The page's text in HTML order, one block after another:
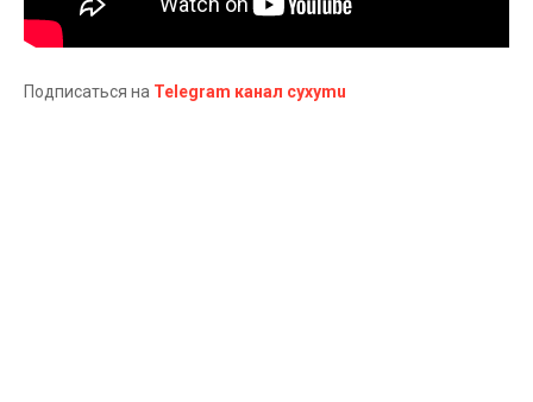
Подписаться на Telegram канал cyxymu